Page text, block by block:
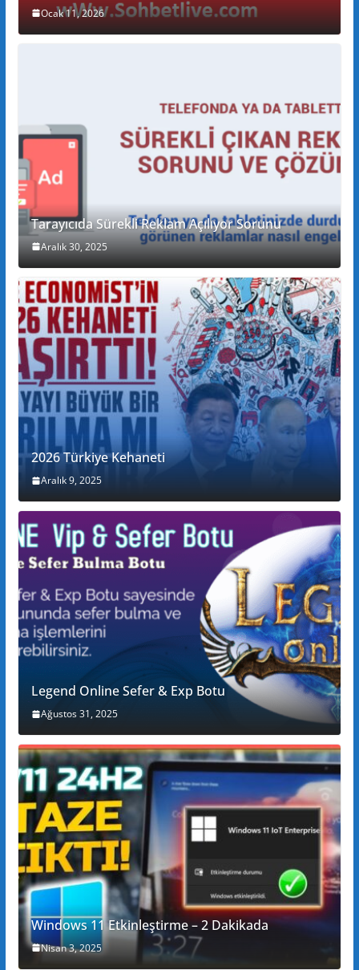
Ocak 11, 2026
Tarayıcıda Sürekli Reklam Açılıyor Sorunu
Aralık 30, 2025
2026 Türkiye Kehaneti
Aralık 9, 2025
Legend Online Sefer & Exp Botu
Ağustos 31, 2025
Windows 11 Etkinleştirme – 2 Dakikada
Nisan 3, 2025